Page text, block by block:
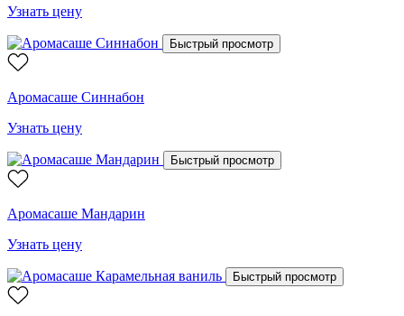
Узнать цену
Быстрый просмотр
Аромасаше Синнабон
Узнать цену
Быстрый просмотр
Аромасаше Мандарин
Узнать цену
Быстрый просмотр